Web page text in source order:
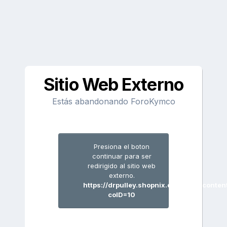
Sitio Web Externo
Estás abandonando ForoKymco
Presiona el boton
continuar para ser
redirigido al sitio web
externo.
https://drpulley.shopnix.de/
coID=10